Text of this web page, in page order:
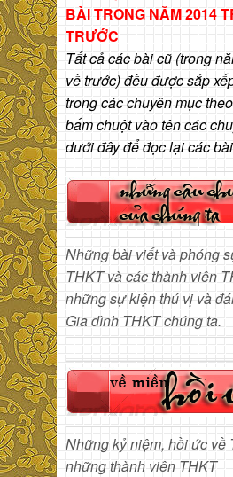
BÀITRONG NĂM 2014
TRƯỚC
Tất cả các bài cũ (trong
về trước) đều được sắp
trong các chuyên mục
bấm chuột vào tên các
dưới đây để đọc lại các
Những bài viết và phóng
THKT và các thành viên
những sự kiện thú vị và
Gia đình THKT chúng ta.
Những kỷ niệm, hồi ức về
những thành viên THKT